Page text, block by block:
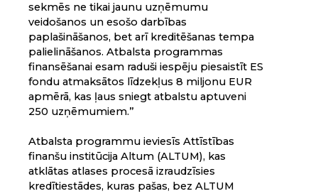
sekmēs ne tikai jaunu uzņēmumu
veidošanos un esošo darbības
paplašināšanos, bet arī kreditēšanas tempa
palielināšanos. Atbalsta programmas
finansēšanai esam raduši iespēju piesaistīt ES
fondu atmaksātos līdzekļus 8 miljonu EUR
apmērā, kas ļaus sniegt atbalstu aptuveni
250 uzņēmumiem.”
Atbalsta programmu ieviesīs Attīstības
finanšu institūcija Altum (ALTUM), kas
atklātas atlases procesā izraudzīsies
kredītiestādes, kuras pašas, bez ALTUM